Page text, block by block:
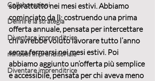
Collaborazioni
Definire la strategia
Diventare imprenditrice
mindset imprenditoriale
Diventare imprenditrice
soprattutto nei mesi estivi. Abbiamo
cominciato da lì: costruendo una prima
offerta annuale, pensata per intercettare
chi avrebbe voluto lavorare tutto l’anno
senza fermarsi nei mesi estivi. Poi
abbiamo aggiunto un’offerta più semplice
e accessibile, pensata per chi aveva meno